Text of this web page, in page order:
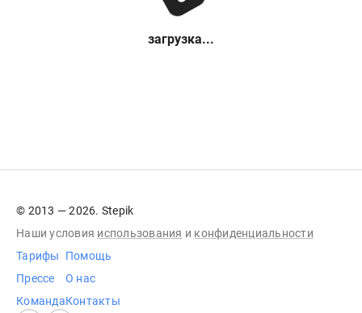
загрузка...
© 2013 — 2026. Stepik
Наши условия использования и конфиденциальности
Тарифы
Прессе
Команда
Помощь
О нас
Контакты